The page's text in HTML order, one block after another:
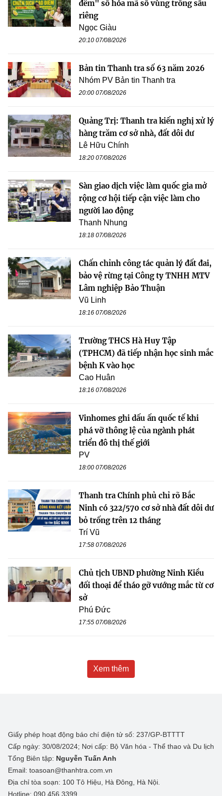
đêm" số hóa mã số vùng trồng sầu
riêng
Ngọc Giàu
20:10 07/08/2026
Bản tin Thanh tra số 63 năm 2026
Nhóm PV Bản tin Thanh tra
20:00 07/08/2026
Quảng Trị: Thanh tra kiến nghị xử lý
hàng trăm cơ sở nhà, đất dôi dư
Lê Hữu Chính
18:20 07/08/2026
Sàn giao dịch việc làm quốc gia mở
rộng cơ hội tiếp cận việc làm cho
người lao động
Thanh Nhung
18:18 07/08/2026
Chấn chỉnh công tác quản lý đất đai,
bảo vệ rừng tại Công ty TNHH MTV
Lâm nghiệp Bảo Thuận
Vũ Linh
18:16 07/08/2026
Trường THCS Hà Huy Tập
(TPHCM) đã tiếp nhận học sinh mắc
bệnh K vào học
Cao Huân
18:16 07/08/2026
Vinhomes ghi dấu ấn quốc tế khi
phá vỡ thông lệ của ngành phát
triển đô thị thế giới
PV
18:00 07/08/2026
Thanh tra Chính phủ chỉ rõ Bắc
Ninh có 322/570 cơ sở nhà đất dôi dư
bỏ trống trên 12 tháng
Trí Vũ
17:58 07/08/2026
Chủ tịch UBND phường Ninh Kiều
đối thoại để tháo gỡ vướng mắc từ cơ
sở
Phú Đức
17:55 07/08/2026
Xem thêm
Giấy phép hoạt động báo chí điện tử số: 237/GP-BTTTT
Cấp ngày: 30/08/2024; Nơi cấp: Bộ Văn hóa - Thể thao và Du lịch
Tổng Biên tập: Nguyễn Tuấn Anh
Email: toasoan@thanhtra.com.vn
Địa chỉ tòa soạn: 100 Tô Hiệu, Hà Đông, Hà Nội.
Hotline: 090.456.3399